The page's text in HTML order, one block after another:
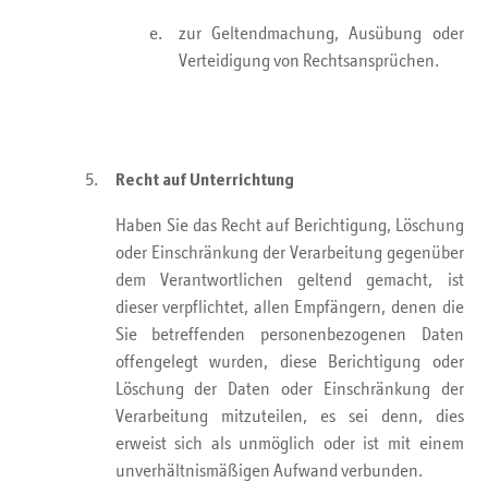
zur Geltendmachung, Ausübung oder
Verteidigung von Rechtsansprüchen.
Recht auf Unterrichtung
Haben Sie das Recht auf Berichtigung, Löschung
oder Einschränkung der Verarbeitung gegenüber
dem Verantwortlichen geltend gemacht, ist
dieser verpflichtet, allen Empfängern, denen die
Sie betreffenden personenbezogenen Daten
offengelegt wurden, diese Berichtigung oder
Löschung der Daten oder Einschränkung der
Verarbeitung mitzuteilen, es sei denn, dies
erweist sich als unmöglich oder ist mit einem
unverhältnismäßigen Aufwand verbunden.